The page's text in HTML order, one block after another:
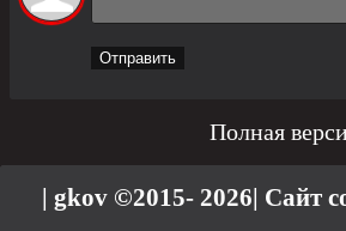
Отправить
Полная
| gkov ©2015- 2026| Сайт